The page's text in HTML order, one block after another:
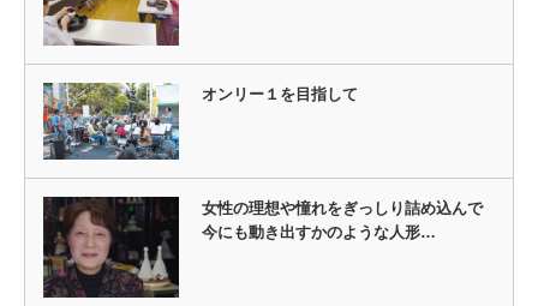
オンリー１を目指して
女性の理想や憧れをぎっしり詰め込んで
今にも動き出すかのような人形…